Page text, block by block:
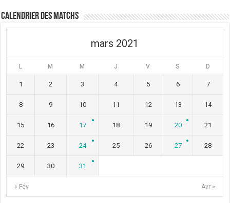
Calendrier des matchs
mars 2021
L M M J V S D
« Fév Avr »
1 2 3 4 5 6 7
8 9 10 11 12 13 14
15 16 17 18 19 20 21
22 23 24 25 26 27 28
29 30 31